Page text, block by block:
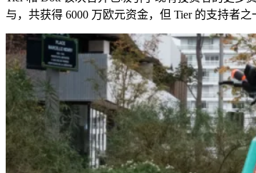
与，共获得 6000 万欧元资金，但 Tier 的支持者之